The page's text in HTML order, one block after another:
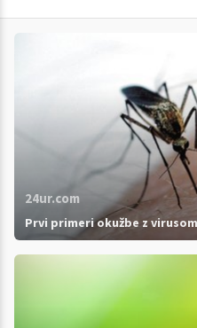
24ur.com
Prvi primeri okužbe z